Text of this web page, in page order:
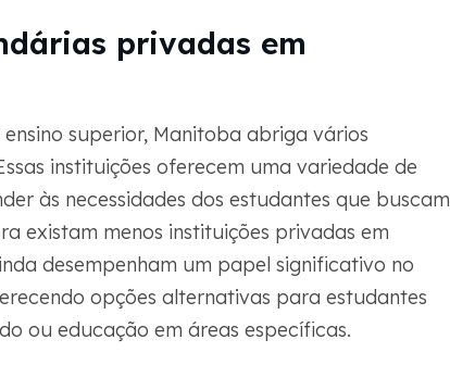
privadas em
superior, Manitoba abriga vários
instituições oferecem uma variedade de
às necessidades dos estudantes que buscam
existam menos instituições privadas em
desempenham um papel significativo no
opções alternativas para estudantes
ou educação em áreas específicas.